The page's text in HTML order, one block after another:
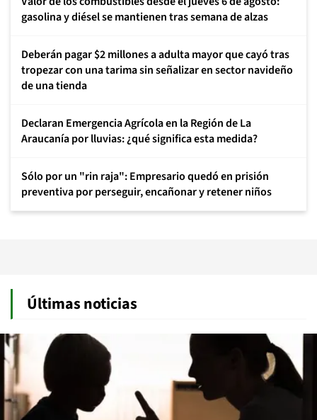
gasolina y diésel se mantienen tras semana de alzas
Deberán pagar $2 millones a adulta mayor que cayó tras
tropezar con una tarima sin señalizar en sector navideño
de una tienda
Declaran Emergencia Agrícola en la Región de La
Araucanía por lluvias: ¿qué significa esta medida?
Sólo por un "rin raja": Empresario quedó en prisión
preventiva por perseguir, encañonar y retener niños
Últimas noticias